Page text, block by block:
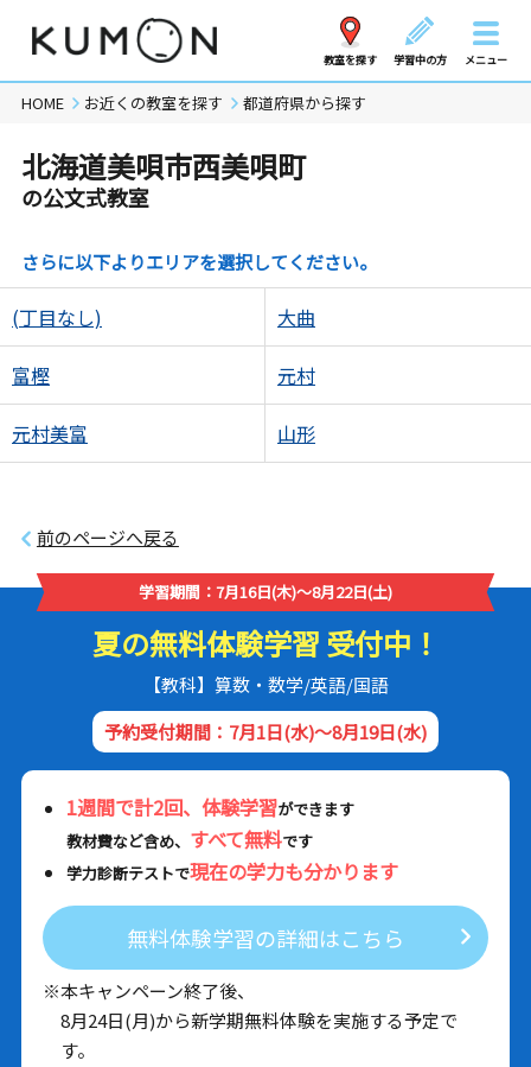
教室を探す 学習中の方 メニュー
HOME お近くの教室を探す 都道府県から探す
北海道美唄市西美唄町
の公文式教室
さらに以下よりエリアを選択してください。
(丁目なし) 大曲
富樫 元村
元村美富 山形
前のページへ戻る
学習期間：7月16日(木)～8月22日(土)
夏の無料体験学習 受付中！
【教科】算数・数学/英語/国語
予約受付期間：7月1日(水)～8月19日(水)
1週間で計2回、体験学習ができます
教材費など含め、 すべて無料です
学力診断テストで現在の学力も分かります
無料体験学習の詳細はこちら
※本キャンペーン終了後、
8月24日(月)から新学期無料体験を実施する予定で
す。